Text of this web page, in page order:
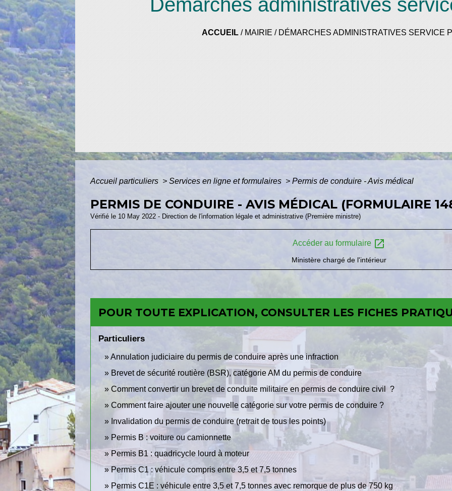
ACCUEIL/ MAIRIE / DÉMARCHES ADMINISTRATIVES SERVICE
Accueil particuliers > Services en ligne et formulaires > Permis de conduire - Avis médical
PERMIS DE CONDUIRE - AVIS MÉDICAL (FORMULAIRE
Vérifié le 10 May 2022 - Direction de l'information légale et administrative (Première ministre)
Accéder au formulaire open_in_new
Ministère chargé de l'intérieur
POUR TOUTE EXPLICATION, CONSULTER LES FICHES
Particuliers
Annulation judiciaire du permis de conduire après une infraction
Brevet de sécurité routière (BSR), catégorie AM du permis de conduire
Comment convertir un brevet de conduite militaire en permis de conduire civil ?
Comment faire ajouter une nouvelle catégorie sur votre permis de conduire ?
Invalidation du permis de conduire (retrait de tous les points)
Permis B : voiture ou camionnette
Permis B1 : quadricycle lourd à moteur
Permis C1 : véhicule compris entre 3,5 et 7,5 tonnes
Permis C1E : véhicule entre 3,5 et 7,5 tonnes avec remorque de plus de 750 kg